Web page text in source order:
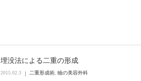
埋没法による二重の形成
2015.02.3 二重形成術 瞼の美容外科